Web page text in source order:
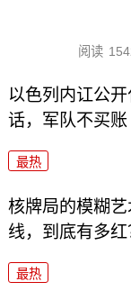
阅读
以色列内讧公
话，军队不买账
最热
核牌局的模糊
线，到底有多红
最热